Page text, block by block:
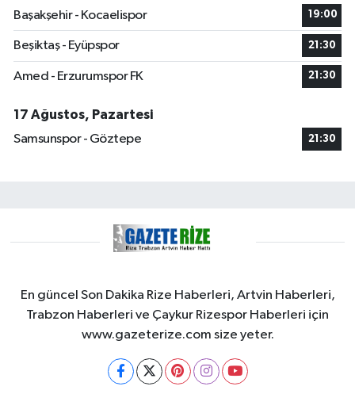
Başakşehir - Kocaelispor
19:00
Beşiktaş - Eyüpspor 21:30
Amed - Erzurumspor FK 21:30
17 Ağustos, Pazartesi
Samsunspor - Göztepe
21:30
En güncel Son Dakika Rize Haberleri, Artvin Haberleri,
Trabzon Haberleri ve Çaykur Rizespor Haberleri için
www.gazeterize.com size yeter.